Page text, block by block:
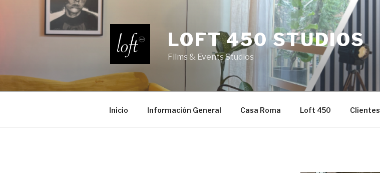
LOFT 450 STUDIOS
Films & Events Studios
Inicio Información General Casa Roma Loft 450 Clientes